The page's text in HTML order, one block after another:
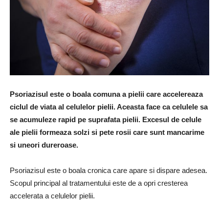
Psoriazisul este o boala comuna a pielii care accelereaza
ciclul de viata al celulelor pielii. Aceasta face ca celulele sa
se acumuleze rapid pe suprafata pielii. Excesul de celule
ale pielii formeaza solzi si pete rosii care sunt mancarime
si uneori dureroase.
Psoriazisul este o boala cronica care apare si dispare adesea.
Scopul principal al tratamentului este de a opri cresterea
accelerata a celulelor pielii.